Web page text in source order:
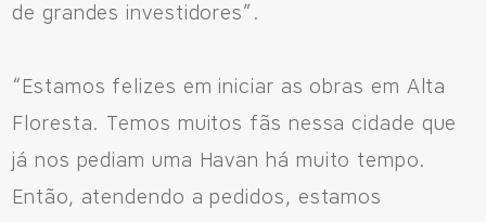
de grandes investidores”.
“Estamos felizes em iniciar as obras em Alta
Floresta. Temos muitos fãs nessa cidade que
já nos pediam uma Havan há muito tempo.
Então, atendendo a pedidos, estamos